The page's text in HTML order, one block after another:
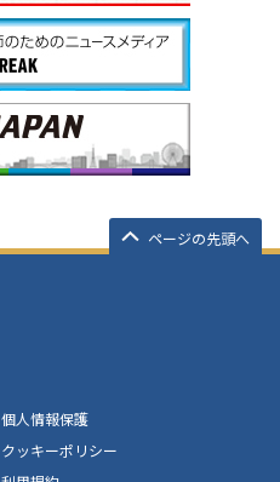
ページの先頭へ
個人情報保護
クッキーポリシー